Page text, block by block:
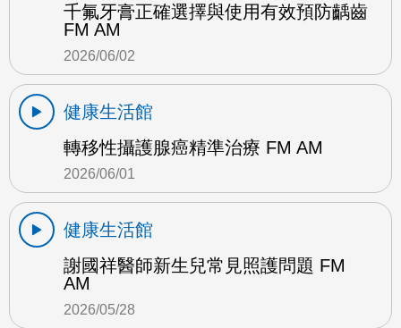
千氟牙膏正確選擇與使用有效預防齲齒
FM AM
2026/06/02
健康生活館
轉移性攝護腺癌精準治療 FM AM
2026/06/01
健康生活館
謝國祥醫師新生兒常見照護問題 FM
AM
2026/05/28